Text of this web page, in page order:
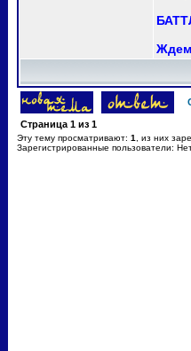
Ждем
Страница 1 из 1
Эту тему просматривают: 1
, из них
Зарегистрированные пользователи: